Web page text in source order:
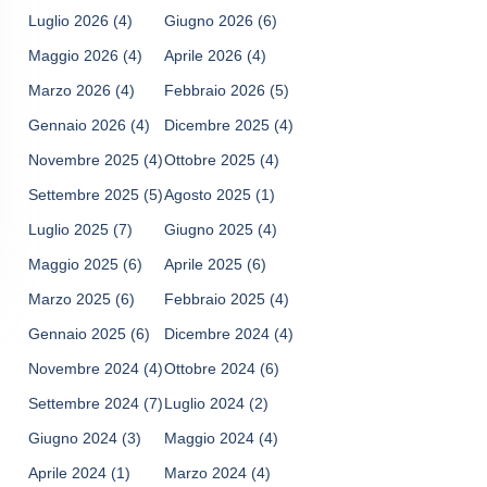
Luglio 2026 (4) Giugno 2026 (6)
Maggio 2026 (4) Aprile 2026 (4)
Marzo 2026 (4) Febbraio 2026 (5)
Gennaio 2026 (4) Dicembre 2025 (4)
Novembre 2025 (4)Ottobre 2025 (4)
Settembre 2025 (5)Agosto 2025 (1)
Luglio 2025 (7) Giugno 2025 (4)
Maggio 2025 (6) Aprile 2025 (6)
Marzo 2025 (6) Febbraio 2025 (4)
Gennaio 2025 (6) Dicembre 2024 (4)
Novembre 2024 (4)Ottobre 2024 (6)
Settembre 2024 (7)Luglio 2024 (2)
Giugno 2024 (3) Maggio 2024 (4)
Aprile 2024 (1) Marzo 2024 (4)